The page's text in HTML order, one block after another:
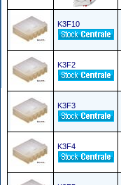
K3F10
K3F2
K3F3
K3F4